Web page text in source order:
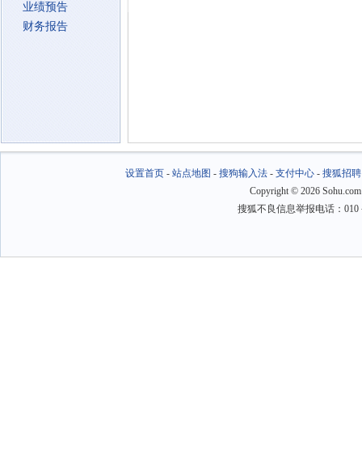
业绩预告
财务报告
设置首页- 站点地图 - 搜狗输入法- 支付中心- 搜狐招聘
Copyright © 2026
搜狐不良信息举报电话：010